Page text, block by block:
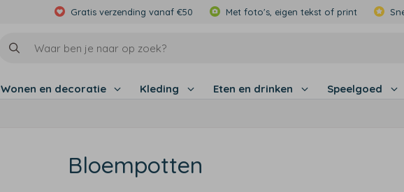
Gratis verzending vanaf €50 Met foto's, eigen tekst of print
Wonen en decoratie Kleding Eten en drinken Speelgoed
Bloempotten